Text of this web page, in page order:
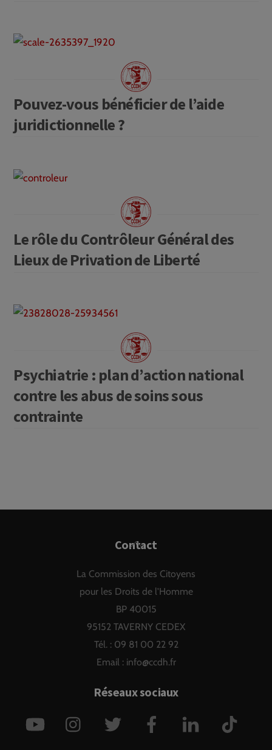
Pouvez-vous bénéficier de l’aide
juridictionnelle ?
Le rôle du Contrôleur Général des
Lieux de Privation de Liberté
Psychiatrie : plan d’action national
contre les abus de soins sous
contrainte
Back
Top
Contact
La Commission des Citoyens
pour les Droits de l'Homme
BP 40015
95152 TAVERNY CEDEX
Tél. : 09 81 00 22 92
Email : info@ccdh.fr
Réseaux sociaux
YouTube Instagram Twitter Facebook LinkedIn